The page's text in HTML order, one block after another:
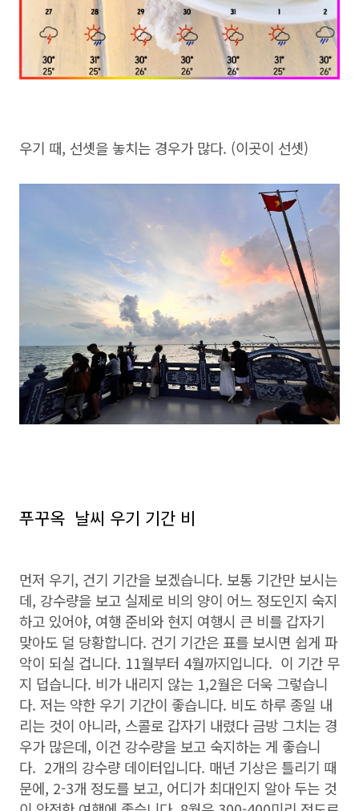
우기 때, 선셋을 놓치는 경우가 많다. (이곳이 선셋)
푸꾸옥 날씨 우기 기간 비
먼저 우기, 건기 기간을 보겠습니다. 보통 기간만 보시는
데, 강수량을 보고 실제로 비의 양이 어느 정도인지 숙지
하고 있어야, 여행 준비와 현지 여행시 큰 비를 갑자기
맞아도 덜 당황합니다. 건기 기간은 표를 보시면 쉽게 파
악이 되실 겁니다. 11월부터 4월까지입니다. 이 기간 무
지 덥습니다. 비가 내리지 않는 1,2월은 더욱 그렇습니
다. 저는 약한 우기 기간이 좋습니다. 비도 하루 종일 내
리는 것이 아니라, 스콜로 갑자기 내렸다 금방 그치는 경
우가 많은데, 이건 강수량을 보고 숙지하는 게 좋습니
다. 2개의 강수량 데이터입니다. 매년 기상은 틀리기 때
문에, 2-3개 정도를 보고, 어디가 최대인지 알아 두는 것